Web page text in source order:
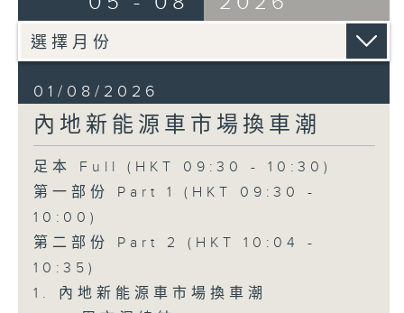
01/08/2026
內地新能源車市場換車潮
足本 Full (HKT 09:30 - 10:30)
第一部份 Part 1 (HKT 09:30 -
10:00)
第二部份 Part 2 (HKT 10:04 -
10:35)
1. 內地新能源車市場換車潮